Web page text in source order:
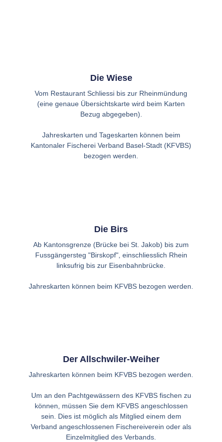
Die Wiese
Vom Restaurant Schliessi bis zur Rheinmündung
(eine genaue Übersichtskarte wird beim Karten
Bezug abgegeben).
Jahreskarten und Tageskarten können beim
Kantonaler Fischerei Verband Basel-Stadt (KFVBS)
bezogen werden.
Die Birs
Ab Kantonsgrenze (Brücke bei St. Jakob) bis zum
Fussgängersteg "Birskopf", einschliesslich Rhein
linksufrig bis zur Eisenbahnbrücke.
Jahreskarten können beim KFVBS bezogen werden.
Der Allschwiler-Weiher
Jahreskarten können beim KFVBS bezogen werden.
Um an den Pachtgewässern des KFVBS fischen zu
können, müssen Sie dem KFVBS angeschlossen
sein. Dies ist möglich als Mitglied einem dem
Verband angeschlossenen Fischereiverein oder als
Einzelmitglied des Verbands.